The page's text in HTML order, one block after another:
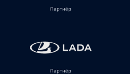
Партнёр
Партнёр